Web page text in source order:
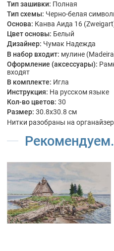
Тип зашивки: Полная
Тип схемы: Черно-белая
Основа: Канва Аида 16
Цвет основы: Белый
Дизайнер: Чумак Надежда
В набор входит: мулине
Оформление (аксессуары):
входят
В комплекте: Игла
Инструкция: На русском языке
Кол-во цветов: 30
Размер: 30.8x30.8 см
Нитки разобраны на органайзер